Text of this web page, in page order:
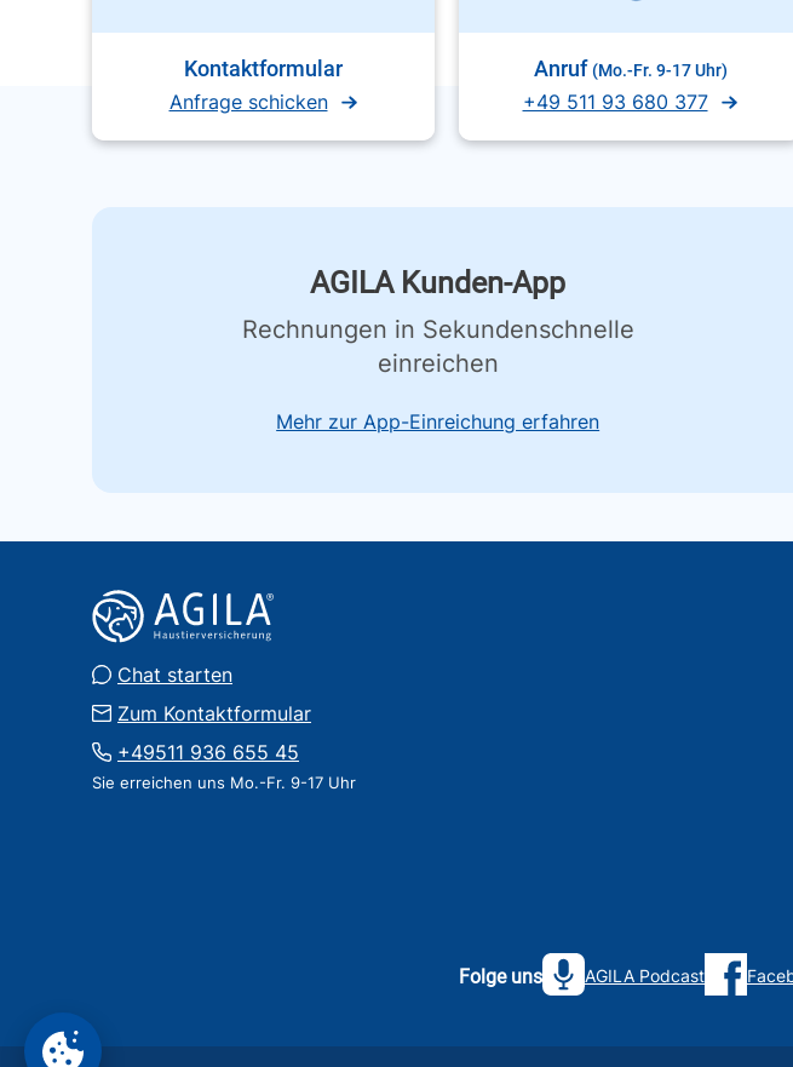
Kontaktformular
Anfrage schicken
Anruf (Mo.-Fr. 9-17 Uhr)
+49 511 93 680 377
AGILA Kunden-App
Rechnungen in Sekundenschnelle
einreichen
Mehr zur App-Einreichung erfahren